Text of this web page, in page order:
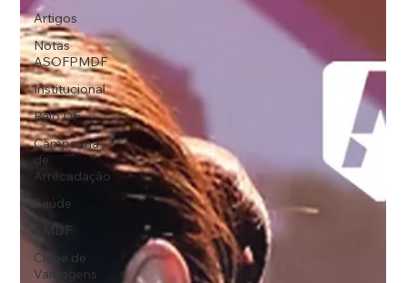
Artigos
Notas
ASOFPMDF
Institucional
Pelo DF
Campanha
de
Arrecadação
Saúde
PMDF
Clube de
Vantagens